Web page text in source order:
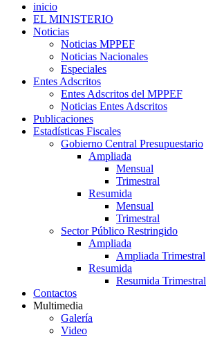
inicio
EL MINISTERIO
Noticias
Noticias MPPEF
Noticias Nacionales
Especiales
Entes Adscritos
Entes Adscritos del MPPEF
Noticias Entes Adscritos
Publicaciones
Estadísticas Fiscales
Gobierno Central Presupuestario
Ampliada
Mensual
Trimestral
Resumida
Mensual
Trimestral
Sector Público Restringido
Ampliada
Ampliada Trimestral
Resumida
Resumida Trimestral
Contactos
Multimedia
Galería
Video